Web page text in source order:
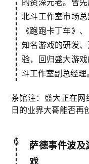
第
十
三
届
茶
奖
的资深元老。曾
北斗工作室市场
《跑跑卡丁车》
知名游戏的研发
验，回归盛大游
斗工作室副总经理
茶馆注：盛大正在网
日的业界大哥能否再
6
萨德事件波及
戏